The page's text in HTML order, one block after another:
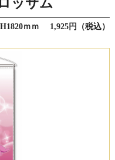
ッサム
ｍｍ 1,925円（税込）